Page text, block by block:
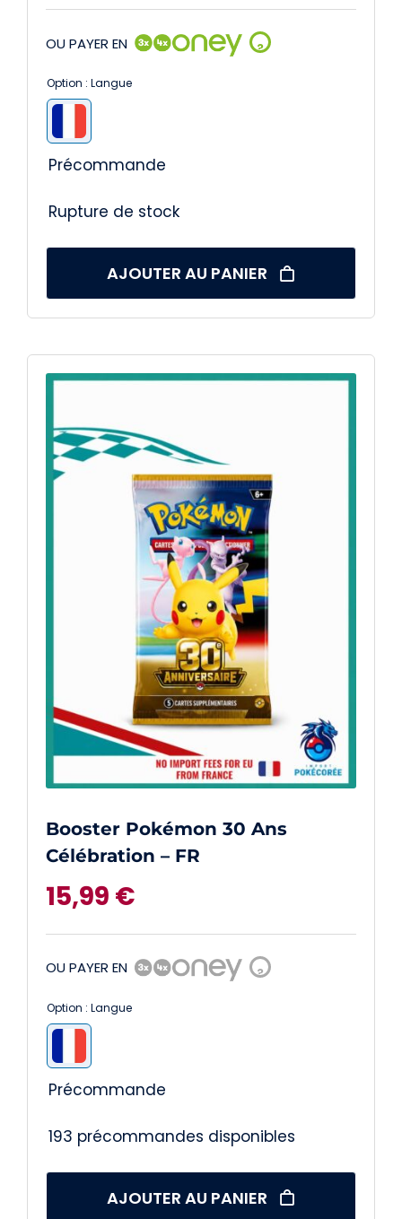
OU PAYER EN ?
Option : Langue
Précommande
Rupture de stock
AJOUTER AU PANIER
Booster Pokémon 30 Ans
Célébration – FR
15,99 €
OU PAYER EN ?
Option : Langue
Précommande
193 précommandes disponibles
AJOUTER AU PANIER